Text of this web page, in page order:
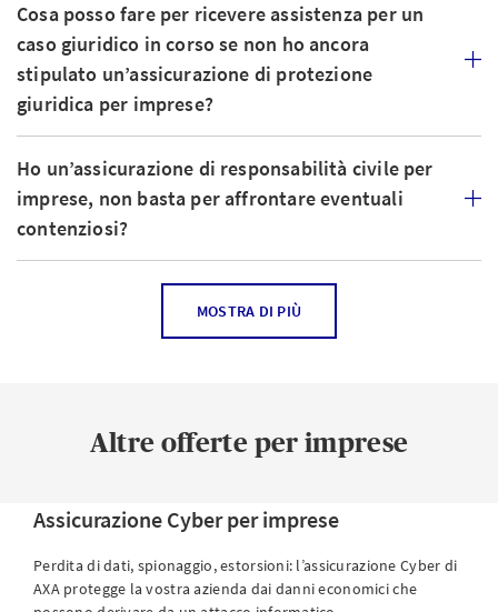
Cosa posso fare per ricevere assistenza per un
caso giuridico in corso se non ho ancora
stipulato un’assicurazione di protezione
giuridica per imprese?
Ho un’assicurazione di responsabilità civile per
imprese, non basta per affrontare eventuali
contenziosi?
In quali casi a un’azienda serve una protezione
una causa già in corso?
Quali persone sono coperte dalla protezione
Sono un lavoratore indipendente. La mia
MOSTRA DI PIÙ
Altre offerte per imprese
Assicurazione Cyber per imprese
Perdita di dati, spionaggio, estorsioni: l’assicurazione Cyber di
AXA protegge la vostra azienda dai danni economici che